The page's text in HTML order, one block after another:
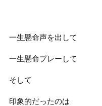
一生懸命声を出して
一生懸命プレーして
そして
印象的だったのは